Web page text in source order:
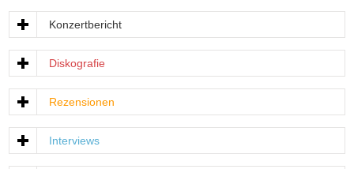
Konzertbericht
Diskografie
Rezensionen
Interviews